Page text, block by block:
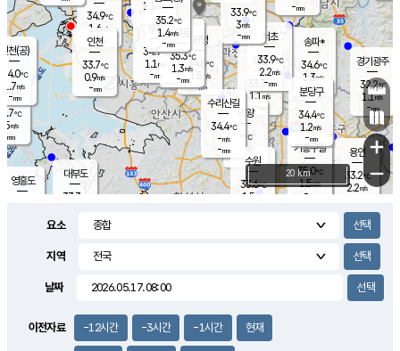
의도
℃
m/s
mm
영흥도
과천
33.3℃
1.1m/s
- mm
용인
33.2℃
2.2m/s
경기광주
32.2℃
1.1m/s
-mm
2.4m/s
대부도
33.3
34.9℃
1.6 m/s
-mm
의왕
- ℃
m/s
mm
1.1 m/s
mm
광명
34.8 ℃
1.5 m/s
-mm
부천
34.9℃
1.1 m/s
-mm
구로
35.3℃
1.3m/s
-mm
-mm
송파*
34.6℃
1.3m/s
-mm
서초
33.9℃
2.2m/s
-mm
기흥구갈
35.0℃
1.5m/s
-
수리산길
34.4℃
-m/s
-mm
분당구
34.4℃
1.2m/s
-mm
인천(공)
34.0℃
1.7m/s
-mm
35.2℃
1.4m/s
-mm
수원
33.6℃
1.5 m/s
인천
33.7℃
0.9m/s
-mm
33.9℃
3m/s
-mm
+
−
20 km
요소
지역
날짜
이전자료 -12시간 -3시간 -1시간 현재